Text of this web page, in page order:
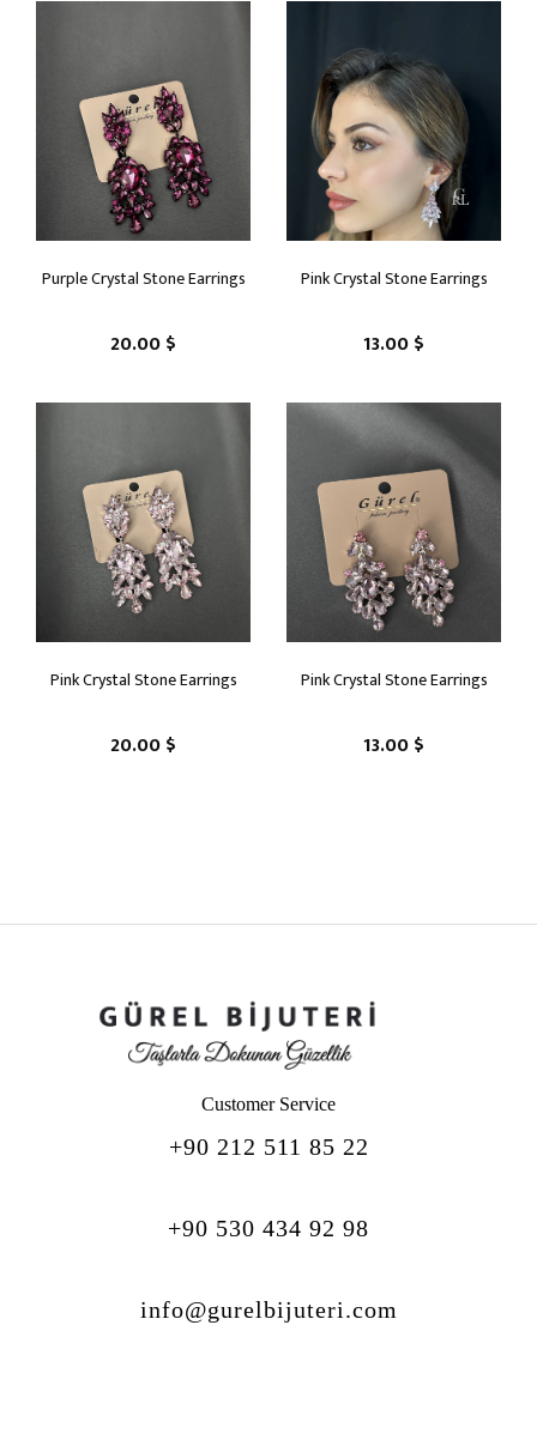
Purple Crystal Stone Earrings
20.00 $
Pink Crystal Stone Earrings
13.00 $
Pink Crystal Stone Earrings
20.00 $
Pink Crystal Stone Earrings
13.00 $
Customer Service
+90 212 511 85 22
+90 530 434 92 98
info@gurelbijuteri.com